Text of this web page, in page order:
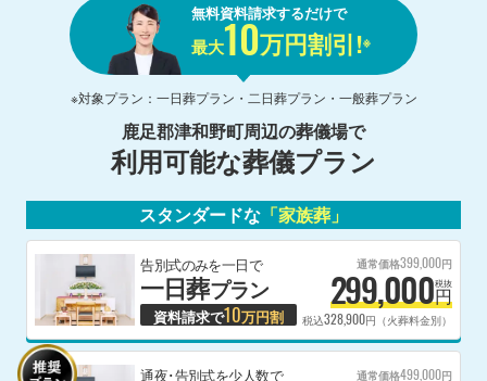
無料資料請求するだけで
最大10万円割引!※
※対象プラン：一日葬プラン・二日葬プラン・一般葬プラン
鹿足郡津和野町周辺の葬儀場で
利用可能な葬儀プラン
スタンダードな 「家族葬」
告別式のみを一日で
一日葬プラン
資料請求で10万円割
通常価格399,000円
299,000円
税抜
税込328,900円（火葬料金別）
通夜･告別式を少人数で 通常価格499,000円